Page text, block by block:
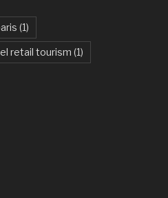
(1)
retail tourism (1)